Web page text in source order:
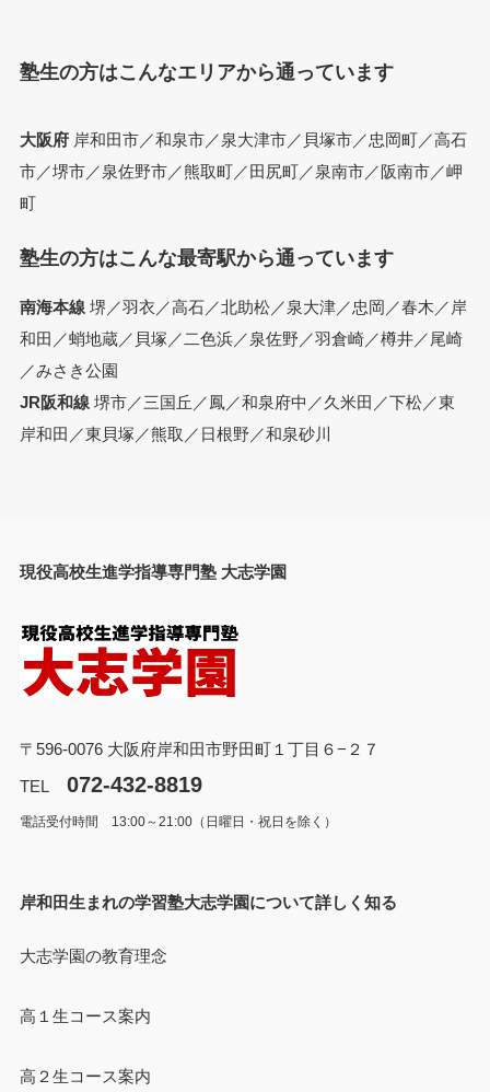
塾生の方はこんなエリアから通っています
大阪府岸和田市／和泉市／泉大津市／貝塚市／忠岡町／高石
市／堺市／泉佐野市／熊取町／田尻町／泉南市／阪南市／岬
町
塾生の方はこんな最寄駅から通っています
南海本線堺／羽衣／高石／北助松／泉大津／忠岡／春木／岸
和田／蛸地蔵／貝塚／二色浜／泉佐野／羽倉崎／樽井／尾崎
／みさき公園
JR阪和線堺市／三国丘／鳳／和泉府中／久米田／下松／東
岸和田／東貝塚／熊取／日根野／和泉砂川
現役高校生進学指導専門塾 大志学園
〒596-0076 大阪府岸和田市野田町１丁目６−２７
TEL 072-432-8819
電話受付時間 13:00～21:00（日曜日・祝日を除く）
岸和田生まれの学習塾大志学園について詳しく知る
大志学園の教育理念
高１生コース案内
高２生コース案内